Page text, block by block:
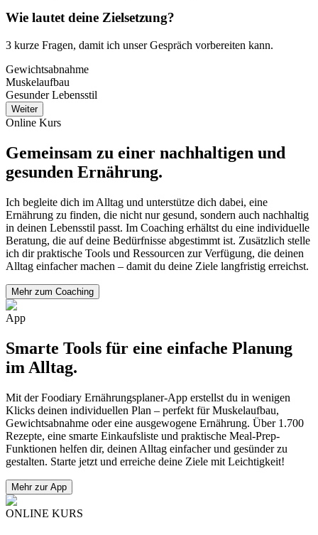
Wie lautet deine Zielsetzung?
3 kurze Fragen, damit ich unser Gespräch vorbereiten kann.
Gewichtsabnahme
Muskelaufbau
Gesunder Lebensstil
Weiter
Online Kurs
Gemeinsam zu einer nachhaltigen und
gesunden Ernährung.
Ich begleite dich im Alltag und unterstütze dich dabei, eine
Ernährung zu finden, die nicht nur gesund, sondern auch nachhaltig
in deinen Lebensstil passt. Im Coaching erhältst du eine individuelle
Beratung, die auf deine Bedürfnisse abgestimmt ist. Zusätzlich stelle
ich dir praktische Tools und Ressourcen zur Verfügung, die deinen
Alltag einfacher machen – damit du deine Ziele langfristig erreichst.
Mehr zum Coaching
App
Smarte Tools für eine einfache Planung
im Alltag.
Mit der Foodiary Ernährungsplaner-App erstellst du in wenigen
Klicks deinen individuellen Plan – perfekt für Muskelaufbau,
Gewichtsabnahme oder eine ausgewogene Ernährung. Über 1.700
Rezepte, eine smarte Einkaufsliste und praktische Meal-Prep-
Funktionen helfen dir, deinen Alltag einfacher und gesünder zu
gestalten. Starte jetzt und erreiche deine Ziele mit Leichtigkeit!
Mehr zur App
ONLINE KURS